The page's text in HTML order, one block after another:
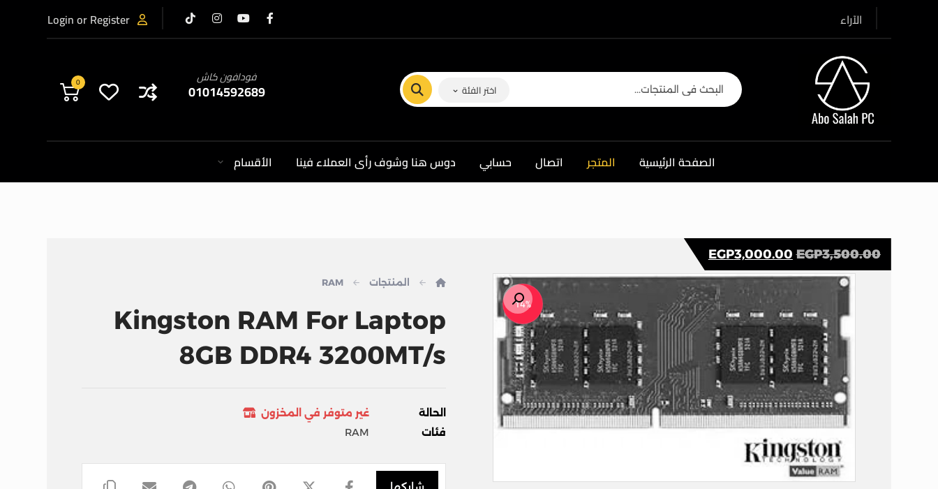
الآراء Login or Register
اختر الفئة 0 فودافون كاش
01014592689
الصفحة الرئيسية المتجر اتصال حسابي دوس هنا وشوف رأى العملاء فينا الأقسام
تكبير الصورة 14%
المنتجات RAM
Kingston RAM For Laptop
8GB DDR4 3200MT/s
EGP3,500.00
EGP3,000.00
الحالة
غير متوفر في المخزون
فئات
RAM